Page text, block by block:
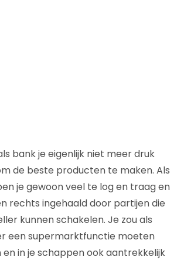
bank je eigenlijk niet meer druk
de beste producten te maken. Als
je gewoon veel te log en traag en
rechts ingehaald door partijen die
kunnen schakelen. Je zou als
een supermarktfunctie moeten
in je schappen ook aantrekkelijk